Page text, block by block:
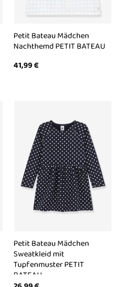
Petit Bateau Mädchen
Nachthemd PETIT BATEAU
41,99€
Petit Bateau Mädchen
Sweatkleid mit
Tupfenmuster PETIT
BATEAU